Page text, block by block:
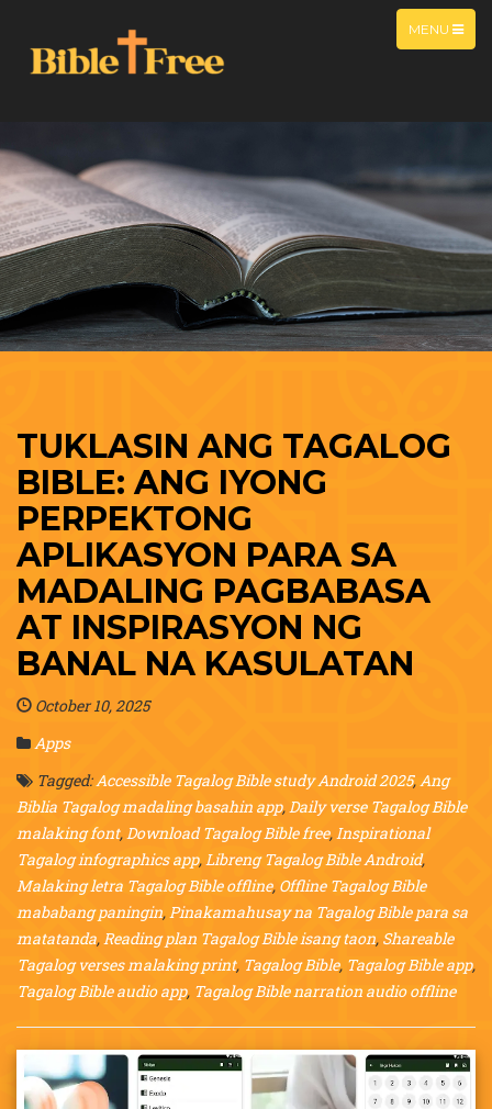
MENU
TUKLASIN ANG TAGALOG
BIBLE: ANG IYONG
PERPEKTONG
APLIKASYON PARA SA
MADALING PAGBABASA
AT INSPIRASYON NG
BANAL NA KASULATAN
October 10, 2025
Apps
Tagged:Accessible Tagalog Bible study Android 2025,Ang
Biblia Tagalog madaling basahin app,Daily verse Tagalog Bible
malaking font,Download Tagalog Bible free,Inspirational
Tagalog infographics app,Libreng Tagalog Bible Android,
Malaking letra Tagalog Bible offline, Offline Tagalog Bible
mababang paningin,Pinakamahusay na Tagalog Bible para sa
matatanda,Reading plan Tagalog Bible isang taon, Shareable
Tagalog verses malaking print, Tagalog Bible, Tagalog Bible app,
Tagalog Bible audio app, Tagalog Bible narration audio offline